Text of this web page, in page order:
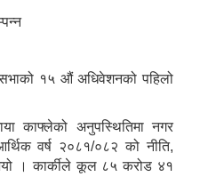
१५ औं अधिवेशनको पहिलो
काफ्लेको अनुपस्थितिमा नगर
वर्ष २०८१/०८२ को नीति,
। कार्कीले कूल ८५ करोड ४१